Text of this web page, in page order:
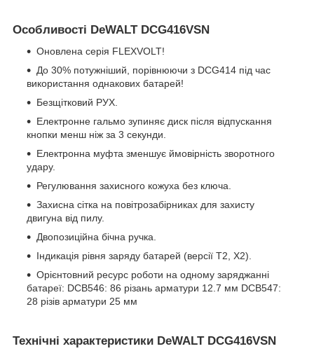
Особливості DeWALT DCG416VSN
Оновлена серія FLEXVOLT!
До 30% потужніший, порівнюючи з DCG414 під час
використання однакових батарей!
Безщітковий РУХ.
Електронне гальмо зупиняє диск після відпускання
кнопки менш ніж за 3 секунди.
Електронна муфта зменшує ймовірність зворотного
удару.
Регулювання захисного кожуха без ключа.
Захисна сітка на повітрозабірниках для захисту
двигуна від пилу.
Двопозиційна бічна ручка.
Індикація рівня заряду батарей (версії T2, X2).
Орієнтовний ресурс роботи на одному заряджанні
батареї: DCB546: 86 різань арматури 12.7 мм DCB547:
28 різів арматури 25 мм
Технічні характеристики DeWALT DCG416VSN